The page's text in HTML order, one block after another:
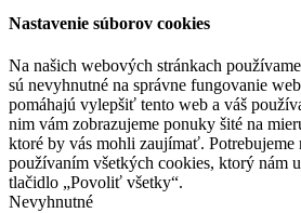
Nastavenie súborov cookies
Na našich webových stránkach
sú nevyhnutné na správne fungovanie
pomáhajú vylepšiť tento web a váš
nim vám zobrazujeme ponuky šité na
ktoré by vás mohli zaujímať. Potrebujeme
používaním všetkých cookies, ktorý nám
tlačidlo „Povoliť všetky“.
Nevyhnutné